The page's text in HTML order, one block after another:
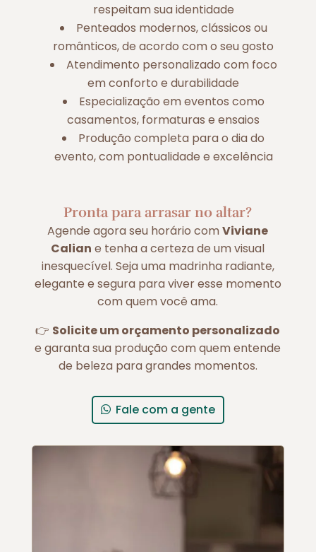
respeitam sua identidade
Penteados modernos, clássicos ou
românticos, de acordo com o seu gosto
Atendimento personalizado com foco
em conforto e durabilidade
Especialização em eventos como
casamentos, formaturas e ensaios
Produção completa para o dia do
evento, com pontualidade e excelência
Pronta para arrasar no altar?
Agende agora seu horário comViviane
Calian e tenha a certeza de um visual
inesquecível. Seja uma madrinha radiante,
elegante e segura para viver esse momento
com quem você ama.
👉 Solicite um orçamento personalizado
e garanta sua produção com quem entende
de beleza para grandes momentos.
Fale com a gente